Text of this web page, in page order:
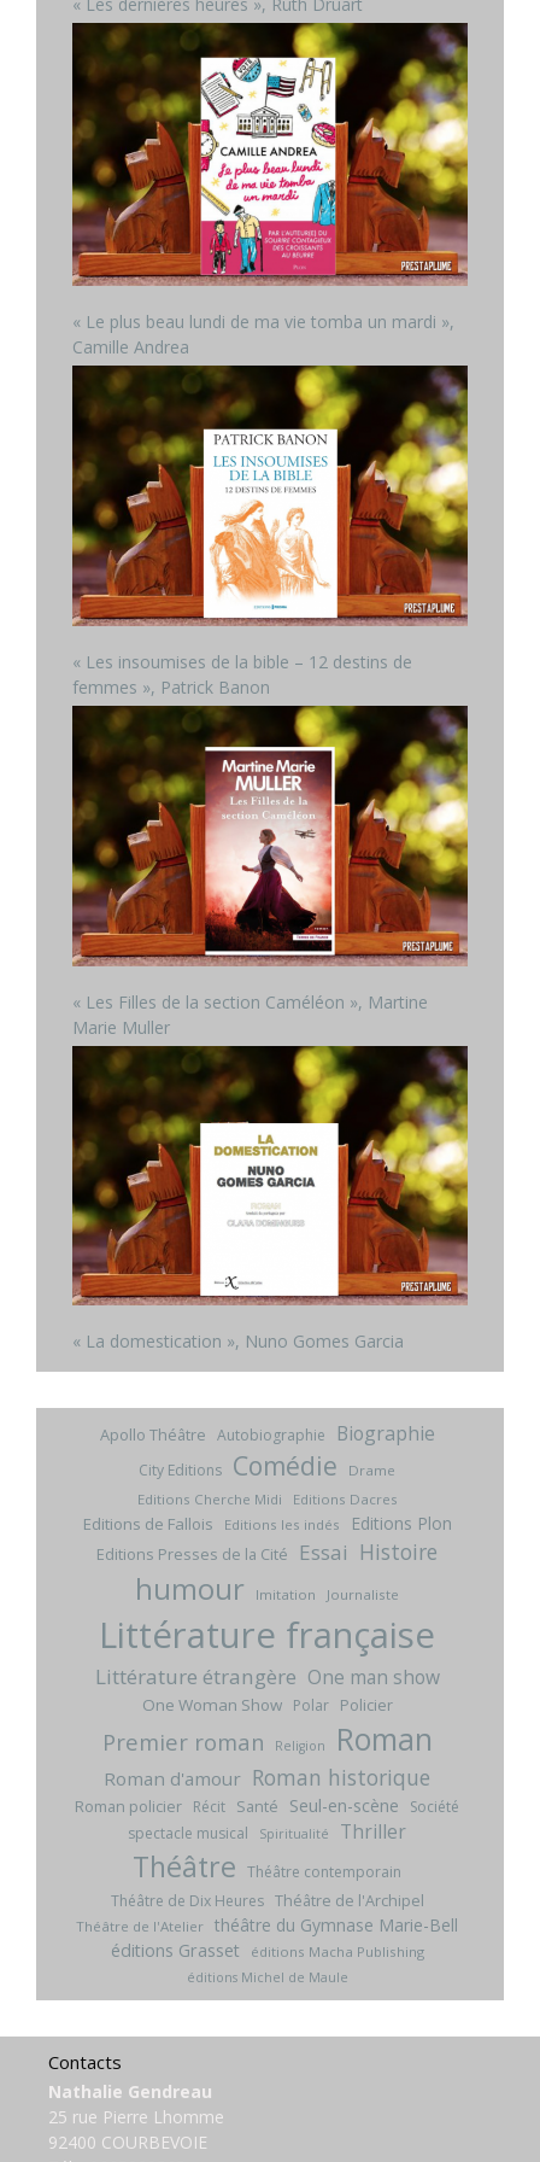
« Les dernières heures », Ruth Druart
« Le plus beau lundi de ma vie tomba un mardi »,
Camille Andrea
« Les insoumises de la bible – 12 destins de
femmes », Patrick Banon
« Les Filles de la section Caméléon », Martine
Marie Muller
« La domestication », Nuno Gomes Garcia
Apollo Théâtre Autobiographie Biographie
City Editions Comédie
Drame
Editions Cherche Midi
Editions Dacres
Editions de Fallois Editions les indés Editions Plon
Editions Presses de la Cité Essai Histoire
humour Imitation Journaliste
Littérature française
Littérature étrangère One man show
One Woman Show Polar Policier
Premier roman Religion Roman
Roman d'amour Roman historique
Roman policier Récit Santé Seul-en-scène
Société
spectacle musical
Spiritualité Thriller
Théâtre Théâtre contemporain
Théâtre de Dix Heures Théâtre de l'Archipel
Théâtre de l'Atelier théâtre du Gymnase Marie-Bell
éditions Grasset
éditions Macha Publishing
éditions Michel de Maule
Contacts
Nathalie Gendreau
25 rue Pierre Lhomme
92400 COURBEVOIE